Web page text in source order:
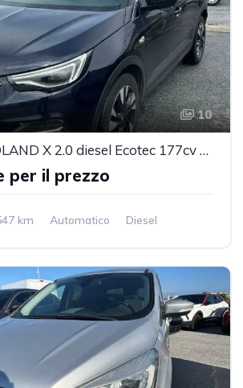
10
OPEL GRANDLAND X 2.0 diesel Ecotec 177cv Ultimate
per il prezzo
km Automatico
Diesel